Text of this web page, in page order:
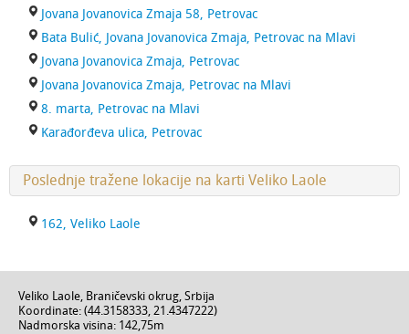
Jovana Jovanovica Zmaja 58, Petrovac
Bata Bulić, Jovana Jovanovica Zmaja, Petrovac na Mlavi
Jovana Jovanovica Zmaja, Petrovac
Jovana Jovanovica Zmaja, Petrovac na Mlavi
8. marta, Petrovac na Mlavi
Karađorđeva ulica, Petrovac
Poslednje tražene lokacije na karti Veliko Laole
162, Veliko Laole
Veliko Laole, Braničevski okrug, Srbija
Koordinate: (44.3158333, 21.4347222)
Nadmorska visina: 142,75m